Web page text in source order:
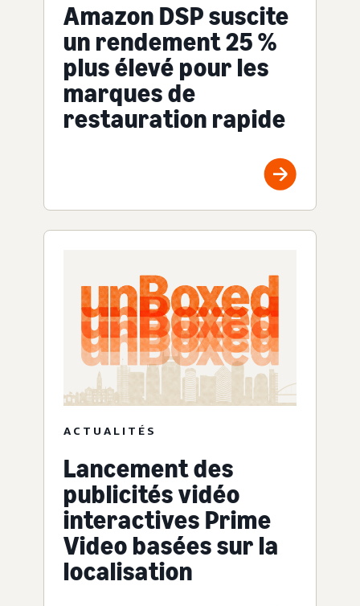
Amazon DSP suscite
un rendement 25 %
plus élevé pour les
marques de
restauration rapide
ACTUALITÉS
Lancement des
publicités vidéo
interactives Prime
Video basées sur la
localisation